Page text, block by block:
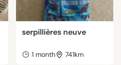
serpillières neuve
1 month 741km